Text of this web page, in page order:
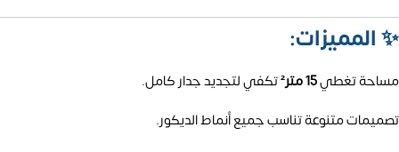
✨المميزات:
مساحة تغطي15 متر²
تكفي لتجديد جدار كامل.
تصميمات متنوعة تناسب جميع أنماط الديكور.